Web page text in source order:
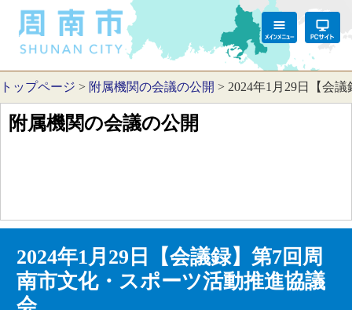
トップページ > 附属機関の会議の公開 > 2024年1月29日【会
附属機関の会議の公開
2024年1月29日【会議録】第7回周
南市文化・スポーツ活動推進協議